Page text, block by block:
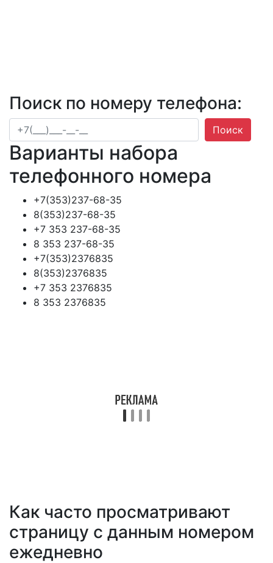
Поиск по номеру телефона:
Поиск
Варианты набора
телефонного номера
+7(353)237-68-35
8(353)237-68-35
+7 353 237-68-35
8 353 237-68-35
+7(353)2376835
8(353)2376835
+7 353 2376835
8 353 2376835
Как часто просматривают
страницу с данным номером
ежедневно